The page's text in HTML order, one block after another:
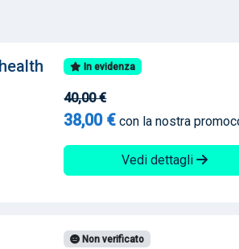
In evidenza
40,00 €
38,00 € con la nostra
Vedi dettagli
Non verificato